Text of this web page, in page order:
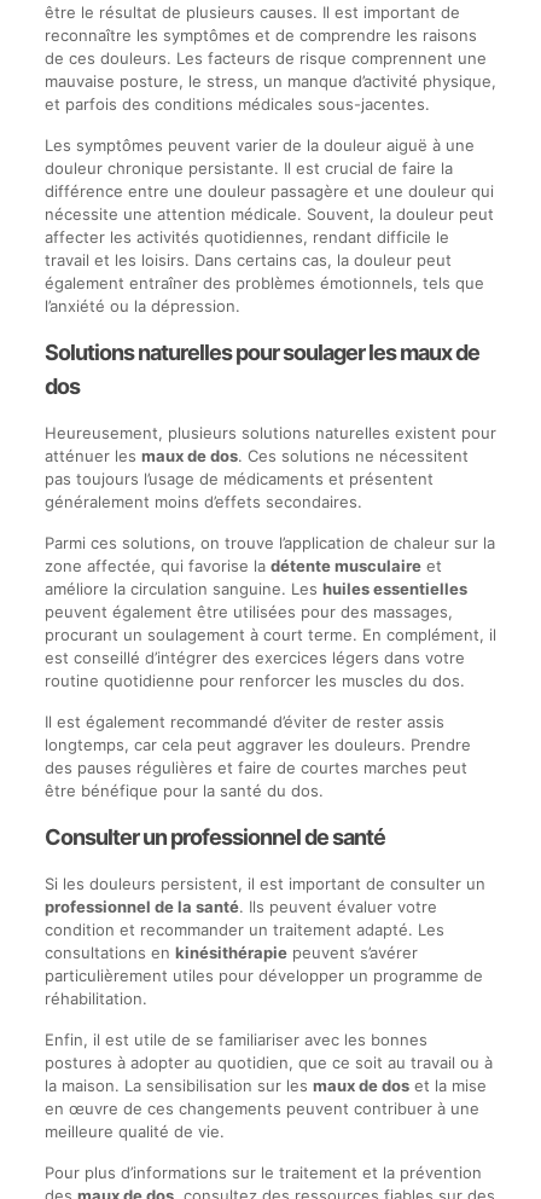
être le résultat de plusieurs causes. Il est important de
reconnaître les symptômes et de comprendre les raisons
de ces douleurs. Les facteurs de risque comprennent une
mauvaise posture, le stress, un manque d’activité physique,
et parfois des conditions médicales sous-jacentes.
Les symptômes peuvent varier de la douleur aiguë à une
douleur chronique persistante. Il est crucial de faire la
différence entre une douleur passagère et une douleur qui
nécessite une attention médicale. Souvent, la douleur peut
affecter les activités quotidiennes, rendant difficile le
travail et les loisirs. Dans certains cas, la douleur peut
également entraîner des problèmes émotionnels, tels que
l’anxiété ou la dépression.
Solutions naturelles pour soulager les maux de
dos
Heureusement, plusieurs solutions naturelles existent pour
atténuer les maux de dos. Ces solutions ne nécessitent
pas toujours l’usage de médicaments et présentent
généralement moins d’effets secondaires.
Parmi ces solutions, on trouve l’application de chaleur sur la
zone affectée, qui favorise la détente musculaireet
améliore la circulation sanguine. Les huiles essentielles
peuvent également être utilisées pour des massages,
procurant un soulagement à court terme. En complément, il
est conseillé d’intégrer des exercices légers dans votre
routine quotidienne pour renforcer les muscles du dos.
Il est également recommandé d’éviter de rester assis
longtemps, car cela peut aggraver les douleurs. Prendre
des pauses régulières et faire de courtes marches peut
être bénéfique pour la santé du dos.
Consulter un professionnel de santé
Si les douleurs persistent, il est important de consulter un
professionnel de la santé. Ils peuvent évaluer votre
condition et recommander un traitement adapté. Les
consultations en kinésithérapiepeuvent s’avérer
particulièrement utiles pour développer un programme de
réhabilitation.
Enfin, il est utile de se familiariser avec les bonnes
postures à adopter au quotidien, que ce soit au travail ou à
la maison. La sensibilisation sur les maux de doset la mise
en œuvre de ces changements peuvent contribuer à une
meilleure qualité de vie.
Pour plus d’informations sur le traitement et la prévention